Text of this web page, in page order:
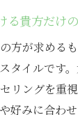
容の未来を
美容の未来を
とりのスキル
追いかける仲
る貴方だけ
方が求める
タイルです
リングを重
好みに合わ